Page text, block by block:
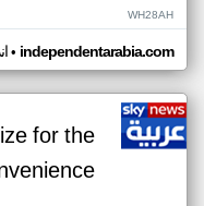
WH28AH
• independentarabia.com
for the